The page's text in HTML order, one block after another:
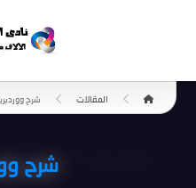
المقالات شرح
شرح